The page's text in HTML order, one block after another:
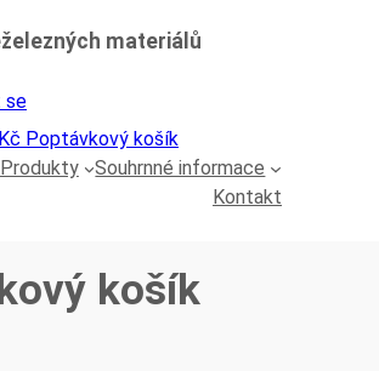
materiálů
se
Kč Poptávkový košík
Produkty
Souhrnné informace
Kontakt
košík